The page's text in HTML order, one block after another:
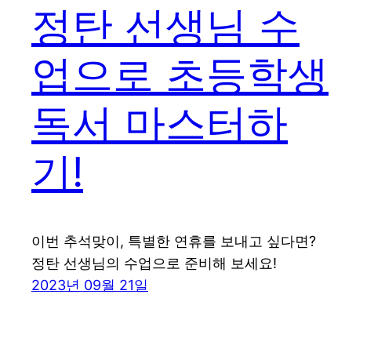
정탄 선생님 수
업으로 초등학생
독서 마스터하
기!
이번 추석맞이, 특별한 연휴를 보내고 싶다면?
정탄 선생님의 수업으로 준비해 보세요!
2023년 09월 21일